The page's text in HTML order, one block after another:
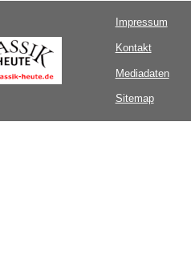
Impressum
Kontakt
Mediadaten
Sitemap